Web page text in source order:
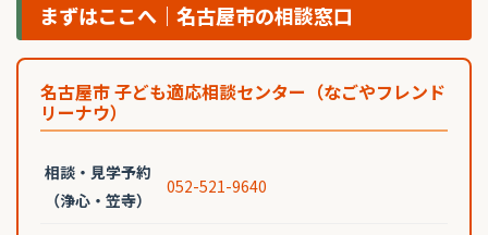
まずはここへ｜名古屋市の相談窓口
名古屋市 子ども適応相談センター（なごやフレンド
リーナウ）
相談・見学予約
（浄心・笠寺）
052-521-9640